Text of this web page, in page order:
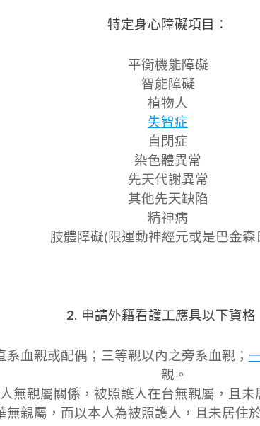
特定身心障礙項目：
平衡機能障礙
智能障礙
植物人
失智症
自閉症
染色體異常
先天代謝異常
其他先天缺陷
精神病
肢體障礙(限運動神經元或是巴金森
2. 申請外籍看護工應具以下資格
血親或配偶；三等親以內之旁系血親；
親。
無親屬關係，被照護人在台無親屬，且未
無親屬，而以本人為被照護人，且未居住